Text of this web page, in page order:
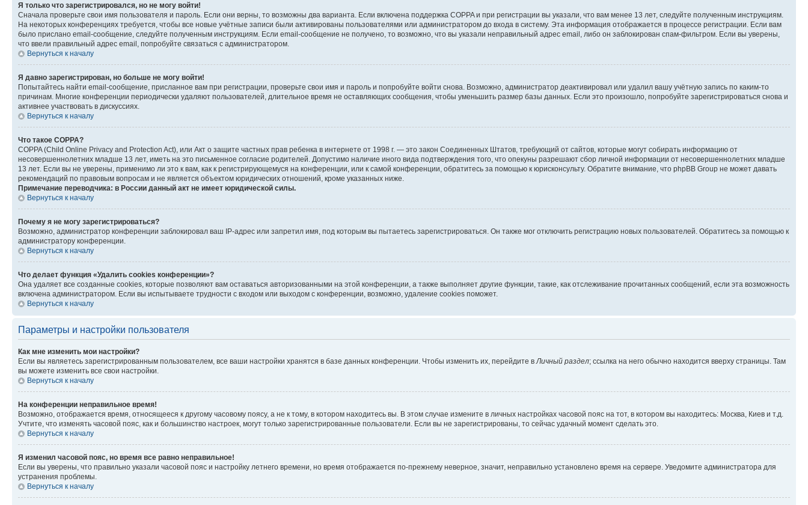
Я только что зарегистрировался, но не могу войти!
Сначала проверьте свои имя пользователя и пароль. Если они верны, то возможны два варианта. Если включена поддержка COPPA и при регистрации вы указали, что вам менее 13 лет, следуйте полученным инструкциям.
На некоторых конференциях требуется, чтобы все новые учётные записи были активированы пользователями или администратором до входа в систему. Эта информация отображается в процессе регистрации. Если вам
было прислано email-сообщение, следуйте полученным инструкциям. Если email-сообщение не получено, то возможно, что вы указали неправильный адрес email, либо он заблокирован спам-фильтром. Если вы уверены,
что ввели правильный адрес email, попробуйте связаться с администратором.
Вернуться к началу
Я давно зарегистрирован, но больше не могу войти!
Попытайтесь найти email-сообщение, присланное вам при регистрации, проверьте свои имя и пароль и попробуйте войти снова. Возможно, администратор деактивировал или удалил вашу учётную запись по каким-то
причинам. Многие конференции периодически удаляют пользователей, длительное время не оставляющих сообщения, чтобы уменьшить размер базы данных. Если это произошло, попробуйте зарегистрироваться снова и
активнее участвовать в дискуссиях.
Вернуться к началу
Что такое COPPA?
COPPA (Child Online Privacy and Protection Act), или Акт о защите частных прав ребенка в интернете от 1998 г. — это закон Соединенных Штатов, требующий от сайтов, которые могут собирать информацию от
несовершеннолетних младше 13 лет, иметь на это письменное согласие родителей. Допустимо наличие иного вида подтверждения того, что опекуны разрешают сбор личной информации от несовершеннолетних младше
13 лет. Если вы не уверены, применимо ли это к вам, как к регистрирующемуся на конференции, или к самой конференции, обратитесь за помощью к юрисконсульту. Обратите внимание, что phpBB Group не может давать
рекомендаций по правовым вопросам и не является объектом юридических отношений, кроме указанных ниже.
Примечание переводчика: в России данный акт не имеет юридической силы.
Вернуться к началу
Почему я не могу зарегистрироваться?
Возможно, администратор конференции заблокировал ваш IP-адрес или запретил имя, под которым вы пытаетесь зарегистрироваться. Он также мог отключить регистрацию новых пользователей. Обратитесь за помощью к
администратору конференции.
Вернуться к началу
Что делает функция «Удалить cookies конференции»?
Она удаляет все созданные cookies, которые позволяют вам оставаться авторизованными на этой конференции, а также выполняет другие функции, такие, как отслеживание прочитанных сообщений, если эта возможность
включена администратором. Если вы испытываете трудности с входом или выходом с конференции, возможно, удаление cookies поможет.
Вернуться к началу
Параметры и настройки пользователя
Как мне изменить мои настройки?
Если вы являетесь зарегистрированным пользователем, все ваши настройки хранятся в базе данных конференции. Чтобы изменить их, перейдите в Личный раздел; ссылка на него обычно находится вверху страницы. Там
вы можете изменить все свои настройки.
Вернуться к началу
На конференции неправильное время!
Возможно, отображается время, относящееся к другому часовому поясу, а не к тому, в котором находитесь вы. В этом случае измените в личных настройках часовой пояс на тот, в котором вы находитесь: Москва, Киев и т.д.
Учтите, что изменять часовой пояс, как и большинство настроек, могут только зарегистрированные пользователи. Если вы не зарегистрированы, то сейчас удачный момент сделать это.
Вернуться к началу
Я изменил часовой пояс, но время все равно неправильное!
Если вы уверены, что правильно указали часовой пояс и настройку летнего времени, но время отображается по-прежнему неверное, значит, неправильно установлено время на сервере. Уведомите администратора для
устранения проблемы.
Вернуться к началу